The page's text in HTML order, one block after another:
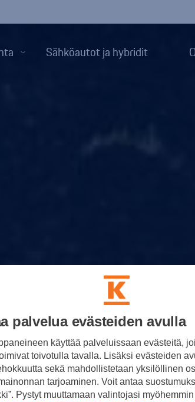
Sähköautot ja hybridit
palvelua evästeiden avulla
käyttää palveluissaan evästeitä,
toivotulla tavalla. Lisäksi evästeiden
sekä mahdollistetaan yksilöllinen
tarjoaminen. Voit antaa
Pystyt muuttamaan valintojasi myöhemmin